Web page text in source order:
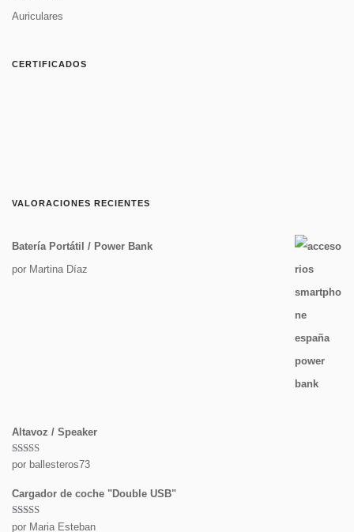
Auriculares
CERTIFICADOS
VALORACIONES RECIENTES
Batería Portátil / Power Bank
por Martina Díaz
Altavoz / Speaker
Valorado
con5de 5
por ballesteros73
Cargador de coche "Double USB"
Valorado
por Maria Esteban